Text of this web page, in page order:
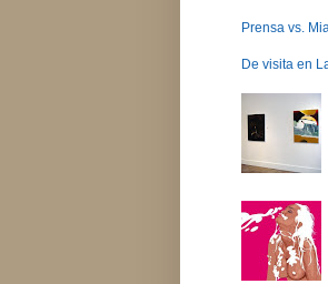
Prensa vs.
De visita en